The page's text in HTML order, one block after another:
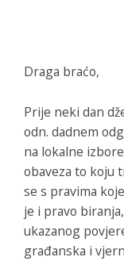
Draga braćo,
Prije neki dan
odn. dadnem
na lokalne
obaveza to koju
se s pravima
je i pravo
ukazanog
građanska i